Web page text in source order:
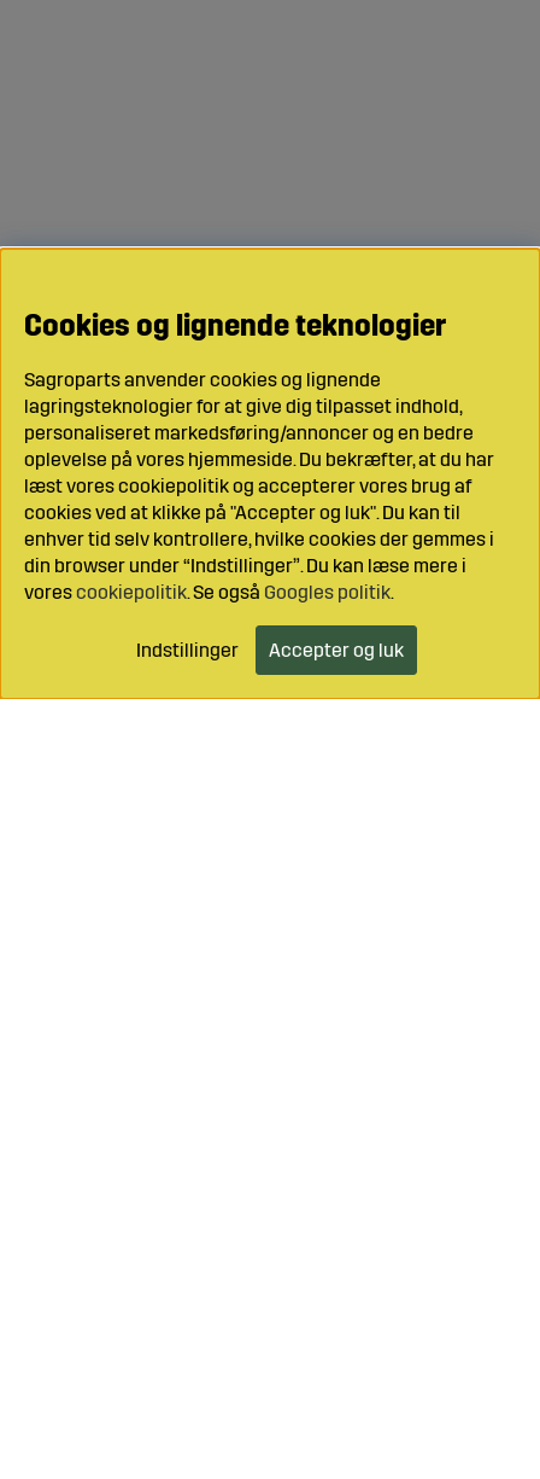
Cookies og lignende teknologier
Sagroparts anvender cookies og lignende
lagringsteknologier for at give dig tilpasset indhold,
personaliseret markedsføring/annoncer og en bedre
oplevelse på vores hjemmeside. Du bekræfter, at du har
læst vores cookiepolitik og accepterer vores brug af
cookies ved at klikke på "Accepter og luk". Du kan til
enhver tid selv kontrollere, hvilke cookies der gemmes i
din browser under “Indstillinger”. Du kan læse mere i
vorescookiepolitik. Se også Googles politik.
Indstillinger Accepter og luk